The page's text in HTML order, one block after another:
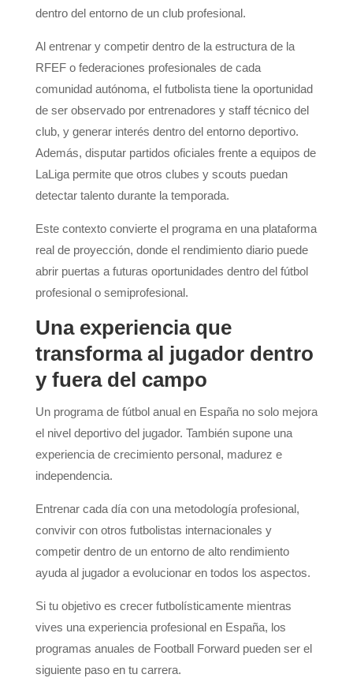
dentro del entorno de un club profesional.
Al entrenar y competir dentro de la estructura de la
RFEF o federaciones profesionales de cada
comunidad autónoma, el futbolista tiene la oportunidad
de ser observado por entrenadores y staff técnico del
club, y generar interés dentro del entorno deportivo.
Además, disputar partidos oficiales frente a equipos de
LaLiga permite que otros clubes y scouts puedan
detectar talento durante la temporada.
Este contexto convierte el programa en una plataforma
real de proyección, donde el rendimiento diario puede
abrir puertas a futuras oportunidades dentro del fútbol
profesional o semiprofesional.
Una experiencia que
transforma al jugador dentro
y fuera del campo
Un programa de fútbol anual en España no solo mejora
el nivel deportivo del jugador. También supone una
experiencia de crecimiento personal, madurez e
independencia.
Entrenar cada día con una metodología profesional,
convivir con otros futbolistas internacionales y
competir dentro de un entorno de alto rendimiento
ayuda al jugador a evolucionar en todos los aspectos.
Si tu objetivo es crecer futbolísticamente mientras
vives una experiencia profesional en España, los
programas anuales de Football Forward pueden ser el
siguiente paso en tu carrera.